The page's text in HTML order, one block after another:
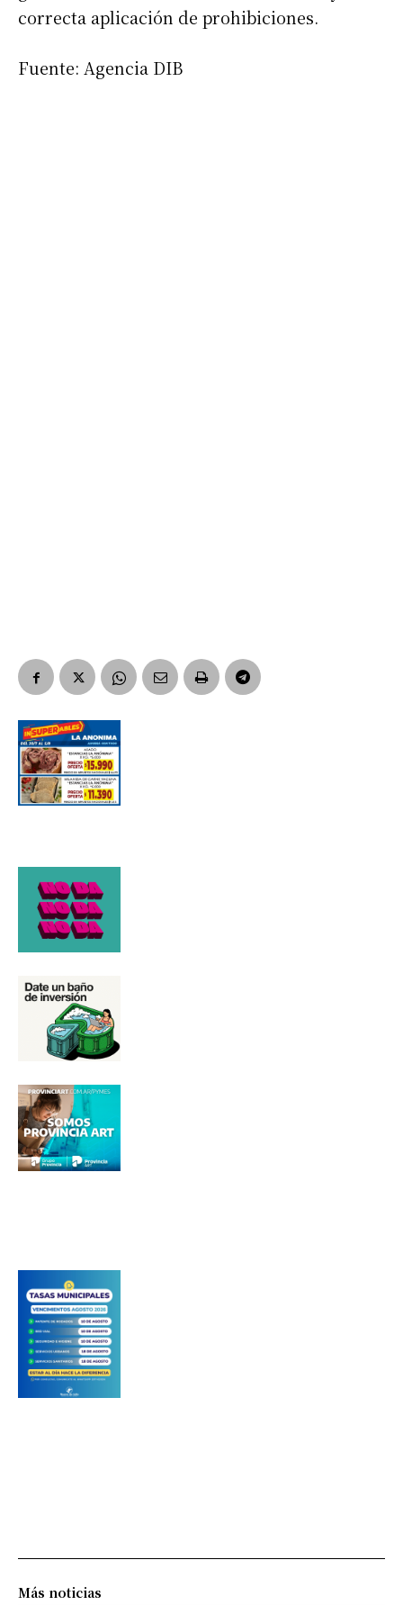
correcta aplicación de prohibiciones.
Fuente: Agencia DIB
Más noticias